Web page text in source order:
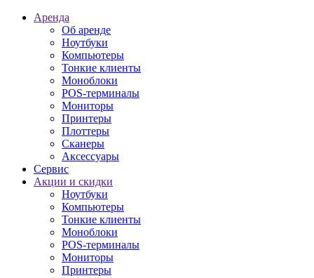
Аренда
Об аренде
Ноутбуки
Компьютеры
Тонкие клиенты
Моноблоки
POS-терминалы
Мониторы
Принтеры
Плоттеры
Сканеры
Аксессуары
Сервис
Акции и скидки
Ноутбуки
Компьютеры
Тонкие клиенты
Моноблоки
POS-терминалы
Мониторы
Принтеры